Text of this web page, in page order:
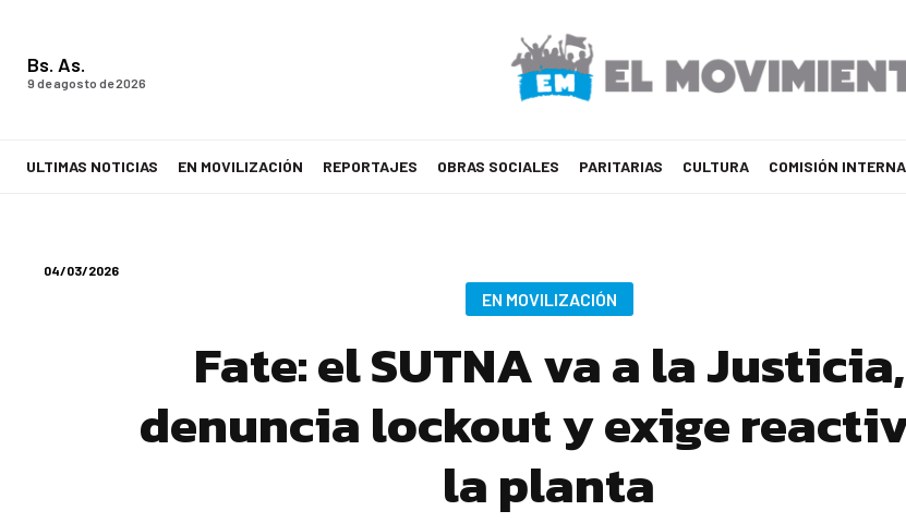
Bs. As.
9 de agosto de 2026
ULTIMAS NOTICIAS EN MOVILIZACIÓN REPORTAJES OBRAS SOCIALES PARITARIAS CULTURA COMISIÓN INTERNA
04/03/2026
EN MOVILIZACIÓN
Fate: el SUTNA va a la Justicia,
denuncia lockout y exige
la planta